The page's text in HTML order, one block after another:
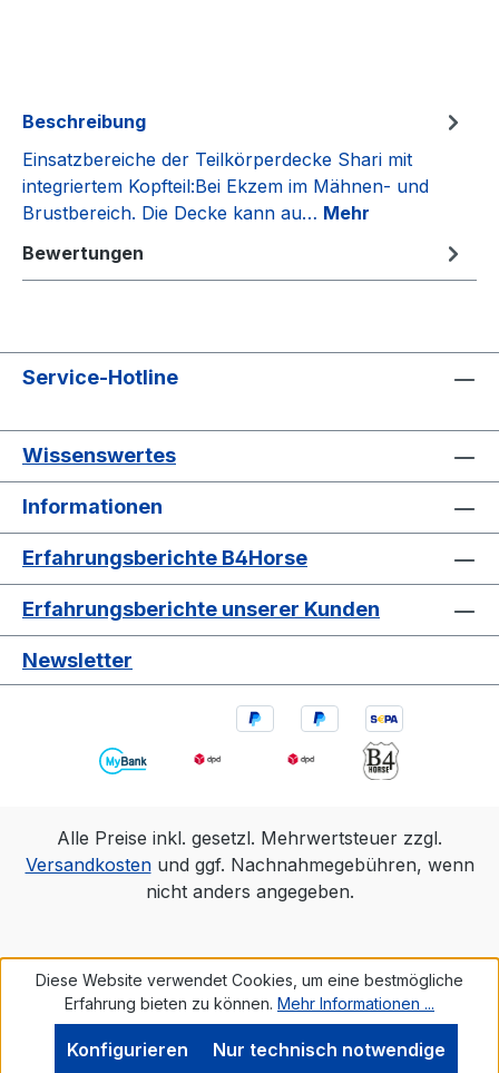
Beschreibung
Einsatzbereiche der Teilkörperdecke Shari mit
integriertem Kopfteil:Bei Ekzem im Mähnen- und
Brustbereich. Die Decke kann au… Mehr
Bewertungen
Service-Hotline
Wissenswertes
Informationen
Erfahrungsberichte B4Horse
Erfahrungsberichte unserer Kunden
Newsletter
Alle Preise inkl. gesetzl. Mehrwertsteuer zzgl.
Versandkostenund ggf. Nachnahmegebühren, wenn
nicht anders angegeben.
Diese Website verwendet Cookies, um eine bestmögliche
Erfahrung bieten zu können. Mehr Informationen ...
Nur technisch notwendige
Konfigurieren